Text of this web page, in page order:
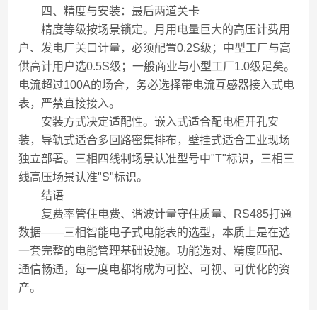
四、精度与安装：最后两道关卡
精度等级按场景锁定。月用电量巨大的高压计费用
户、发电厂关口计量，必须配置0.2S级；中型工厂与高
供高计用户选0.5S级；一般商业与小型工厂1.0级足矣。
电流超过100A的场合，务必选择带电流互感器接入式电
表，严禁直接接入。
安装方式决定适配性。嵌入式适合配电柜开孔安
装，导轨式适合多回路密集排布，壁挂式适合工业现场
独立部署。三相四线制场景认准型号中"T"标识，三相三
线高压场景认准"S"标识。
结语
复费率管住电费、谐波计量守住质量、RS485打通
数据——三相智能电子式电能表的选型，本质上是在选
一套完整的电能管理基础设施。功能选对、精度匹配、
通信畅通，每一度电都将成为可控、可视、可优化的资
产。